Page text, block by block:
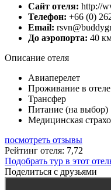
Сайт отеля: http://
Телефон: +66 (0)
Email:
До аэропорта: 40
Описание отеля
Авиаперелет
Проживание в отеле
Трансфер
Питание (на выбор)
Медицинская
посмотреть отзывы
Рейтинг отеля: 7,72
Подобрать тур в этот
Поделиться с друзьями